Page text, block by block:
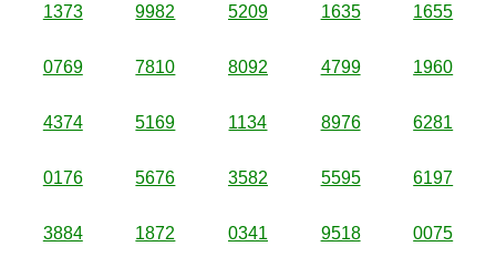
1373 9982 5209 1635 1655
0769 7810 8092 4799 1960
4374 5169 1134 8976 6281
0176 5676 3582 5595 6197
3884 1872 0341 9518 0075